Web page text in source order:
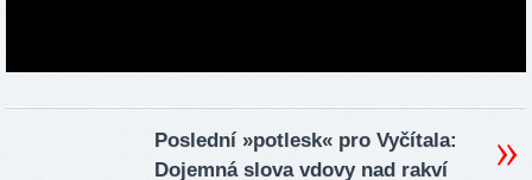
Poslední »potlesk« pro Vyčítala:
Dojemná slova vdovy nad rakví